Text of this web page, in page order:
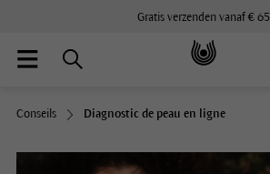
Gratis verzenden vanaf € 65
Conseils Diagnostic de peau en ligne